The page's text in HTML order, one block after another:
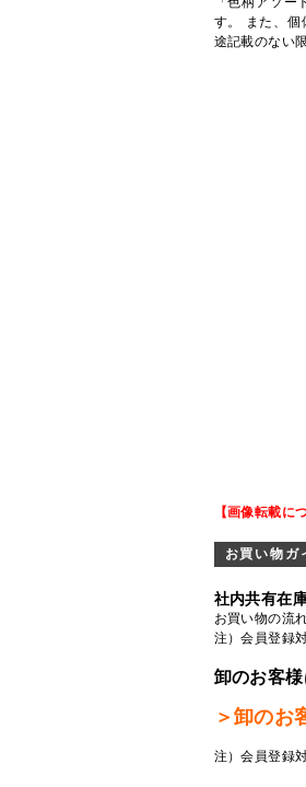
す。 また、個
途記載のない
【画像転載に
お買い
社内共有在
お買い物の流
注）会員登録
卸のお客
＞卸のお
注）会員登録